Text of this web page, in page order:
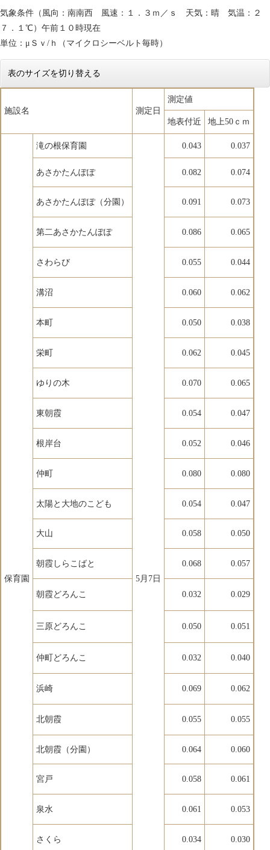
気象条件（風向：南南西 風速：１．３ｍ／ｓ 天気：晴 気温：２
７．１℃）午前１０時現在
単位：μＳｖ/ｈ（マイクロシーベルト毎時）
表のサイズを切り替える
施設名 測定日
測定値
地表付近 地上50ｃｍ
保育園
滝の根保育園
5月7日
0.043 0.037
あさかたんぽぽ 0.082 0.074
あさかたんぽぽ（分園） 0.091 0.073
第二あさかたんぽぽ 0.086 0.065
さわらび 0.055 0.044
溝沼 0.060 0.062
本町 0.050 0.038
栄町 0.062 0.045
ゆりの木 0.070 0.065
東朝霞 0.054 0.047
根岸台 0.052 0.046
仲町 0.080 0.080
太陽と大地のこども 0.054 0.047
大山 0.058 0.050
朝霞しらこばと 0.068 0.057
朝霞どろんこ 0.032 0.029
三原どろんこ 0.050 0.051
仲町どろんこ 0.032 0.040
浜崎 0.069 0.062
北朝霞 0.055 0.055
北朝霞（分園） 0.064 0.060
宮戸 0.058 0.061
泉水 0.061 0.053
さくら 0.034 0.030